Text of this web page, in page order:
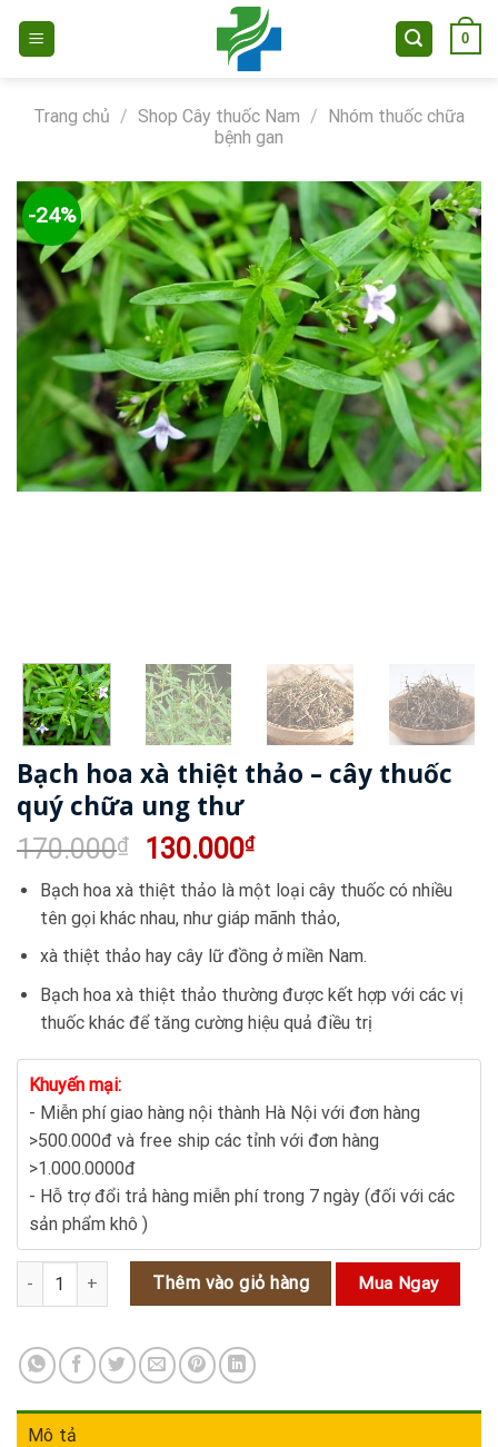
0
Trang chủ / Shop Cây thuốc Nam / Nhóm thuốc chữa
bệnh gan
-24%
Bạch hoa xà thiệt thảo – cây thuốc
quý chữa ung thư
170.000₫
Giá
là:
170.000₫.
130.000₫Giá
tại
là:
130.000₫.
Bạch hoa xà thiệt thảo là một loại cây thuốc có nhiều
tên gọi khác nhau, như giáp mãnh thảo,
xà thiệt thảo hay cây lữ đồng ở miền Nam.
Bạch hoa xà thiệt thảo thường được kết hợp với các vị
thuốc khác để tăng cường hiệu quả điều trị
Khuyến mại:
- Miễn phí giao hàng nội thành Hà Nội với đơn hàng
>500.000đ và free ship các tỉnh với đơn hàng
>1.000.0000đ
- Hỗ trợ đổi trả hàng miễn phí trong 7 ngày (đối với các
sản phẩm khô )
Bạch hoa xà thiệt thảo - cây thuốc quý chữa ung thư số lượng
Thêm vào giỏ hàng Mua Ngay
Mô tả